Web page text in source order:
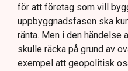
för att företag som vill
uppbyggnadsfasen ska
ränta. Men i den händelse
skulle räcka på grund av
exempel att geopolitisk